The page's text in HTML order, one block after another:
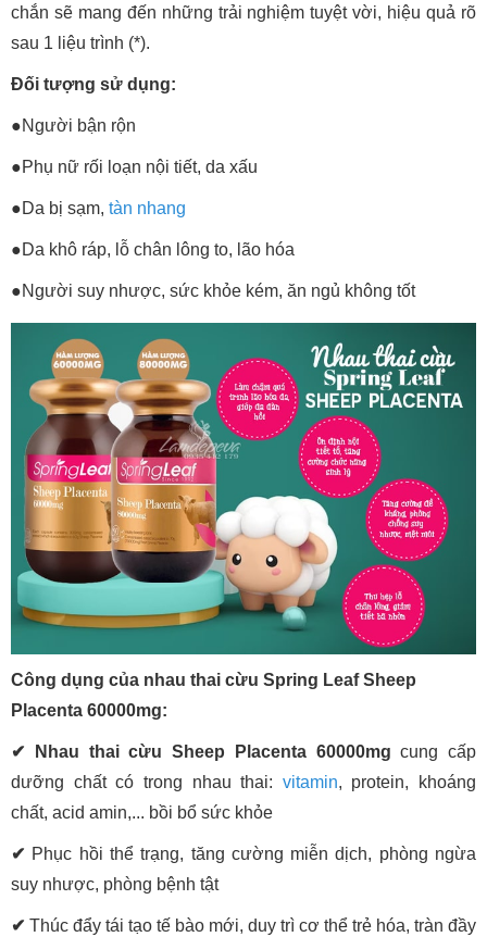
chắn sẽ mang đến những trải nghiệm tuyệt vời, hiệu quả rõ
sau 1 liệu trình (*).
Đối tượng sử dụng:
●Người bận rộn
●Phụ nữ rối loạn nội tiết, da xấu
●Da bị sạm, tàn nhang
●Da khô ráp, lỗ chân lông to, lão hóa
●Người suy nhược, sức khỏe kém, ăn ngủ không tốt
Công dụng của nhau thai cừu Spring Leaf Sheep
Placenta 60000mg:
✔ Nhau thai cừu Sheep Placenta 60000mg cung cấp
dưỡng chất có trong nhau thai: vitamin, protein, khoáng
chất, acid amin,... bồi bổ sức khỏe
✔ Phục hồi thể trạng, tăng cường miễn dịch, phòng ngừa
suy nhược, phòng bệnh tật
✔ Thúc đẩy tái tạo tế bào mới, duy trì cơ thể trẻ hóa, tràn đầy